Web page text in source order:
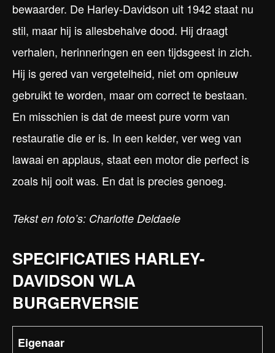
bewaarder. De Harley-Davidson uit 1942 staat nu
stil, maar hij is allesbehalve dood. Hij draagt
verhalen, herinneringen en een tijdsgeest in zich.
Hij is gered van vergetelheid, niet om opnieuw
gebruikt te worden, maar om correct te bestaan.
En misschien is dat de meest pure vorm van
restauratie die er is. In een kelder, ver weg van
lawaai en applaus, staat een motor die perfect is
zoals hij ooit was. En dat is precies genoeg.
Tekst en foto’s: Charlotte Deldaele
SPECIFICATIES HARLEY-
DAVIDSON WLA
BURGERVERSIE
Eigenaar